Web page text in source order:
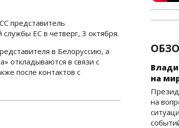
представитель
ЕС в четверг, 3 октября.
в Белоруссию, а
откладываются в связи с
после контактов с
на
на